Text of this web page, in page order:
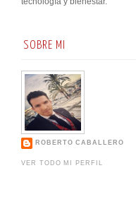
SOBRE MI
ROBERTO CABALLERO
VER TODO MI PERFIL